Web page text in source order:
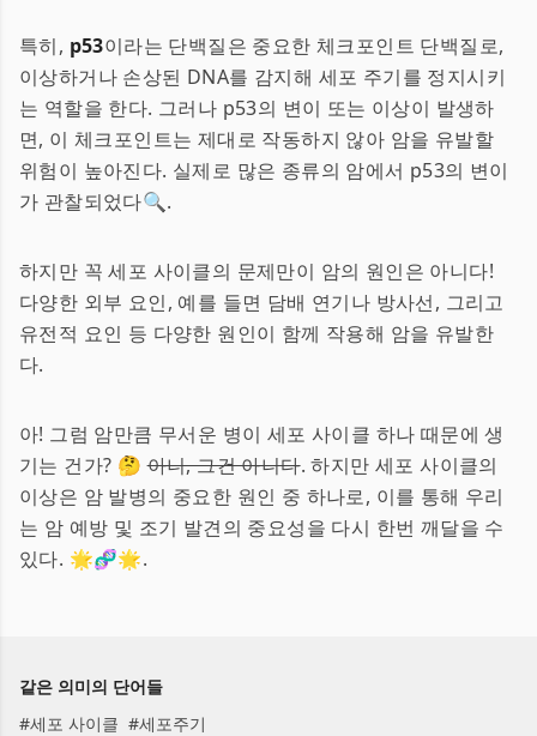
특히, p53이라는 단백질은 중요한 체크포인트 단백질로,
이상하거나 손상된 DNA를 감지해 세포 주기를 정지시키
는 역할을 한다. 그러나 p53의 변이 또는 이상이 발생하
면, 이 체크포인트는 제대로 작동하지 않아 암을 유발할
위험이 높아진다. 실제로 많은 종류의 암에서 p53의 변이
가 관찰되었다🔍.
하지만 꼭 세포 사이클의 문제만이 암의 원인은 아니다!
다양한 외부 요인, 예를 들면 담배 연기나 방사선, 그리고
유전적 요인 등 다양한 원인이 함께 작용해 암을 유발한
다.
아! 그럼 암만큼 무서운 병이 세포 사이클 하나 때문에 생
기는 건가? 🤔아니, 그건 아니다. 하지만 세포 사이클의
이상은 암 발병의 중요한 원인 중 하나로, 이를 통해 우리
는 암 예방 및 조기 발견의 중요성을 다시 한번 깨달을 수
있다. 🌟🧬🌟.
같은 의미의 단어들
#세포 사이클 #세포주기